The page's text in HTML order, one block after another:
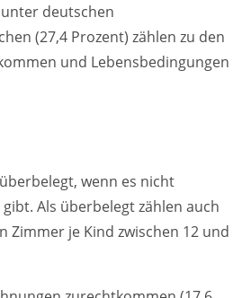
deutschen
(27,4 Prozent) zählen zu den
und Lebensbedingungen
wenn es nicht
Als überbelegt zählen auch
Zimmer je Kind zwischen 12 und